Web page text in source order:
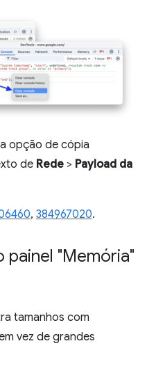
opção de cópia
de Rede > Payload da
, 384967020.
painel "Memória"
tamanhos com
vez de grandes